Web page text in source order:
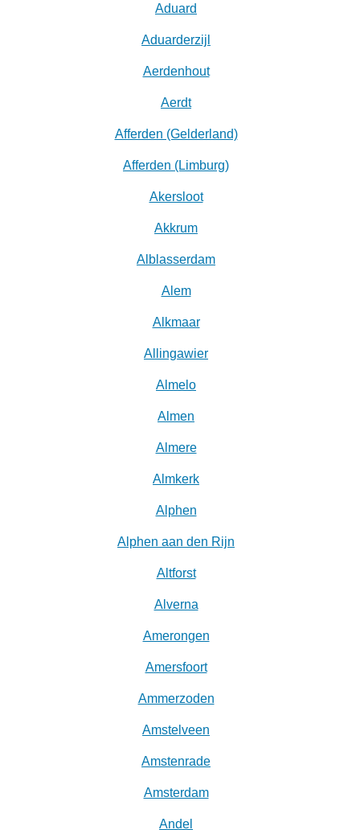
Aduard
Aduarderzijl
Aerdenhout
Aerdt
Afferden (Gelderland)
Afferden (Limburg)
Akersloot
Akkrum
Alblasserdam
Alem
Alkmaar
Allingawier
Almelo
Almen
Almere
Almkerk
Alphen
Alphen aan den Rijn
Altforst
Alverna
Amerongen
Amersfoort
Ammerzoden
Amstelveen
Amstenrade
Amsterdam
Andel